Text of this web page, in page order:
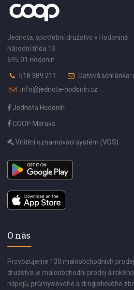
Jednota, spotřební družstvo v Hodoníně
Národní třída 13
695 01 Hodonín
518 389 211
Datová schránka:
info@jednota-hodonin.cz
Jednota Hodonín
COOP Morava
Vnitřní oznamovací systém (VOS)
O nás
Provozujeme 130 maloobchodních
družstva je maloobchodní prodej
nápojů, průmyslového a drogistického